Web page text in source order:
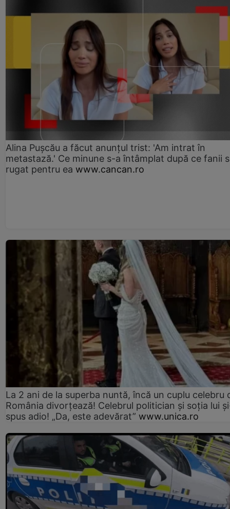
Alina Pușcău a făcut anunțul trist: 'Am intrat în
metastază.' Ce minune s-a întâmplat după ce fanii
rugat pentru ea www.cancan.ro
La 2 ani de la superba nuntă, încă un cuplu celebru
România divorțează! Celebrul politician și soția lui
spus adio! „Da, este adevărat” www.unica.ro